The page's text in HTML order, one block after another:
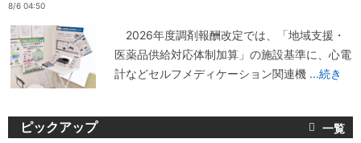
8/6 04:50
2026年度調剤報酬改定では、「地域支援・
医薬品供給対応体制加算」の施設基準に、心電
計などセルフメディケーション関連機 ...続き
ピックアップ